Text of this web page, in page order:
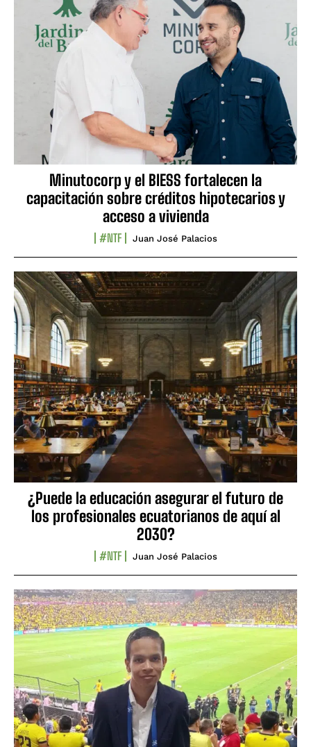
Minutocorp y el BIESS fortalecen la
capacitación sobre créditos hipotecarios y
acceso a vivienda
#NTF Juan José Palacios
¿Puede la educación asegurar el futuro de
los profesionales ecuatorianos de aquí al
2030?
#NTF Juan José Palacios